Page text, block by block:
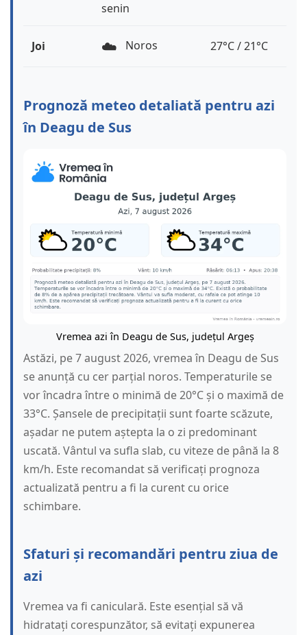
senin
Joi ☁️ Noros 27°C / 21°C
Prognoză meteo detaliată pentru azi
în Deagu de Sus
Vremea azi în Deagu de Sus, județul Argeș
Astăzi, pe 7 august 2026, vremea în Deagu de Sus
se anunță cu cer parțial noros. Temperaturile se
vor încadra între o minimă de 20°C și o maximă de
33°C. Șansele de precipitații sunt foarte scăzute,
așadar ne putem aștepta la o zi predominant
uscată. Vântul va sufla slab, cu viteze de până la 8
km/h. Este recomandat să verificați prognoza
actualizată pentru a fi la curent cu orice
schimbare.
Sfaturi și recomandări pentru ziua de
azi
Vremea va fi caniculară. Este esențial să vă
hidratați corespunzător, să evitați expunerea